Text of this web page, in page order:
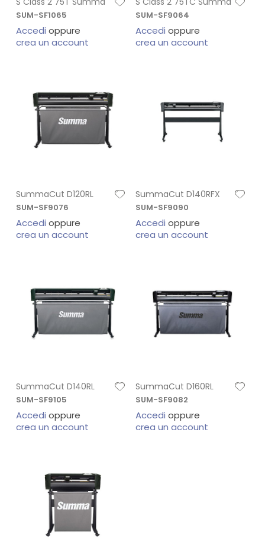
SUM-SF1065
Accedi oppure
crea un account
SUM-SF9064
Accedi oppure
crea un account
SummaCut D120RL
SUM-SF9076
Accedi oppure
crea un account
SummaCut D140RFX
SUM-SF9090
Accedi oppure
crea un account
SummaCut D140RL
SUM-SF9105
Accedi oppure
crea un account
SummaCut D160RL
SUM-SF9082
Accedi oppure
crea un account